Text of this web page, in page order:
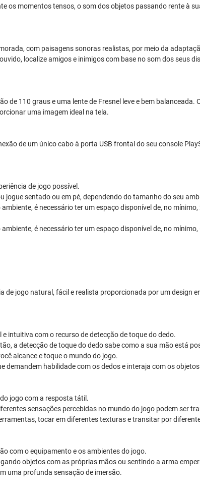
os momentos tensos, o som dos objetos passando rente à
com paisagens sonoras realistas, por meio da
localize amigos e inimigos com base no som dos seus
de 110 graus e uma lente de Fresnel leve e bem
uma imagem ideal na tela.
de um único cabo à porta USB frontal do seu console
de jogo possível.
jogue sentado ou em pé, dependendo do tamanho do seu
é necessário ter um espaço disponível de, no mínimo,
é necessário ter um espaço disponível de, no mínimo,
de jogo natural, fácil e realista proporcionada por um design
intuitiva com o recurso de detecção de toque do dedo.
a detecção de toque do dedo sabe como a sua mão está
alcance e toque o mundo do jogo.
demandem habilidade com os dedos e interaja com os
jogo com a resposta tátil.
sensações percebidas no mundo do jogo podem ser
tocar em diferentes texturas e transitar por
com o equipamento e os ambientes do jogo.
objetos com as próprias mãos ou sentindo a arma
uma profunda sensação de imersão.